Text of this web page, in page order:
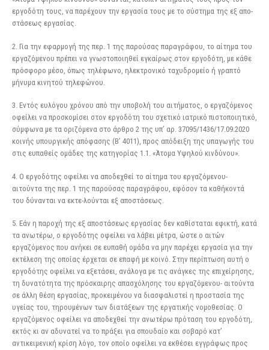
εργοδότη τους, να παρέχουν την εργασία τους με το σύστημα της εξ απο-
στάσεως εργασίας.
2. Για την εφαρμογή της περ. 1 της παρούσας παραγράφου, το αίτημα του
εργαζόμενου πρέπει να γνωστοποιηθεί εγκαίρως στον εργοδότη, με κάθε
πρόσφορο μέσο, όπως τηλέφωνο, ηλεκτρονικό ταχυδρομείο ή γραπτό
μήνυμα κινητού τηλεφώνου.
3. Εντός ευλόγου χρόνου από την υποβολή του αιτήματος, ο εργαζόμενος
οφείλει να προσκομίσει στον εργοδότη του σχετικό ιατρικό πιστοποιητικό,
σύμφωνα με τα οριζόμενα στο άρθρο 2 της υπ’ αρ. 37095/1436/17.09.2020
κοινής υπουργικής απόφασης (Β’ 4011), προς απόδειξη της υπαγωγής του
στις ευπαθείς ομάδες της κατηγορίας 1.1. «Άτομα Υψηλού κινδύνου».
4. Ο εργοδότης οφείλει να αποδεχθεί το αίτημα του εργαζόμενου-
αιτούντα της περ. 1 της παρούσας παραγράφου, εφόσον τα καθήκοντά
του δύνανται να εκτε-λούνται εξ αποστάσεως.
5. Εάν η παροχή της εξ αποστάσεως εργασίας δεν καθίσταται εφικτή, κατά
τα ανωτέρω, ο εργοδότης οφείλει να λάβει μέτρα, ώστε ο αιτών
εργαζόμενος που ανήκει σε ευπαθή ομάδα να μην παρέχει εργασία για την
εκτέλεση της οποίας έρχεται σε επαφή με κοινό. Στην περίπτωση αυτή ο
εργοδότης οφείλει να εξετάσει, ανάλογα με τις ανάγκες της επιχείρησης,
τη δυνατότητα της πρόσκαιρης απασχόλησης του εργαζόμενου- αιτούντα
σε άλλη θέση εργασίας, προκειμένου να διασφαλιστεί η προστασία της
υγείας του, τηρουμένων των διατάξεων της εργατικής νομοθεσίας. Ο
εργαζόμενος οφείλει να αποδεχθεί την ανωτέρω πρόταση του εργοδότη,
εκτός κι αν αδυνατεί να το πράξει για σπουδαίο και σοβαρό κατ’
αντικειμενική κρίση λόγο, τον οποίο οφείλει να εκθέσει εγγράφως προς